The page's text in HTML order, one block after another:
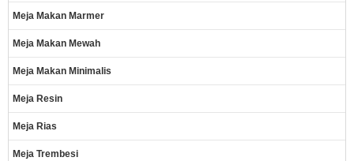
Meja Makan Marmer
Meja Makan Mewah
Meja Makan Minimalis
Meja Resin
Meja Rias
Meja Trembesi